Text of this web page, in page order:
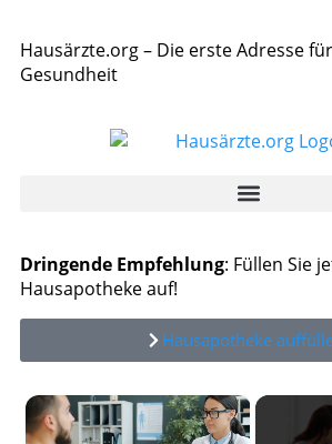
Hausärzte.org – Die erste Adresse
Gesundheit
Dringende Empfehlung: Füllen Sie
Hausapotheke auf!
Hausapotheke
×